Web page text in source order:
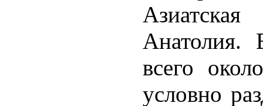
Анатолия.
всего
условно